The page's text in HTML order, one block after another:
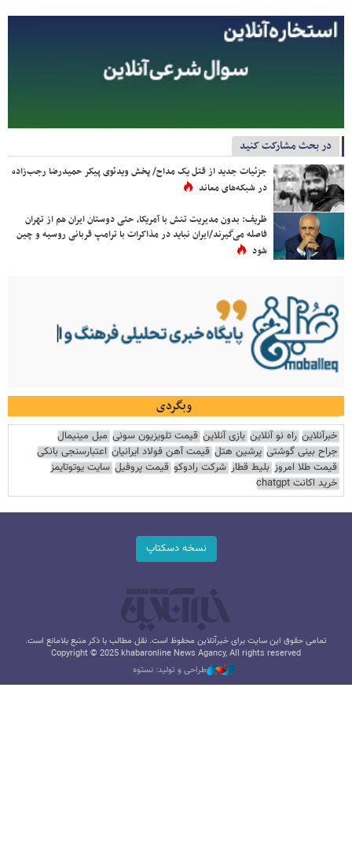
در بحث مشارکت کنید
جزئیات جدید از قتل یک مداح/ پخش ویدئوی پیکر حمیدرضا رجب‌زاده
در شبکه‌های معاند
ظریف: بدون مدیریت تنش با آمریکا، حتی دوستان ایران هم از تهران
فاصله می‌گیرند/ایران نباید در مذاکرات با ترامپ قربانی روسیه و چین
شود
وبگردی
خبرآنلاین راه نو آنلاین بازی آنلاین قیمت تلویزیون سونی مبل مینیمال
جراح بینی گوشتی پرشین هتل قیمت آهن فولاد ایرانیان اعتبارسنجی بانکی
قیمت طلا امروز بلیط قطار شرکت رادوکو قیمت پروفیل سایت یوتوتایمز
خرید اکانت chatgpt
نسخه دسکتاپ
تمامی حقوق این سایت برای خبرآنلاین محفوظ است. نقل مطالب با ذکر منبع بلامانع است.
Copyright © 2025 khabaronline News Agancy, All rights reserved
طراحی و تولید: نستوه